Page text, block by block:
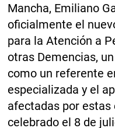
Mancha, Emiliano
oficialmente el
para la Atención a
otras Demencias,
como un referente
especializada y el
afectadas por estas
celebrado el 8 de